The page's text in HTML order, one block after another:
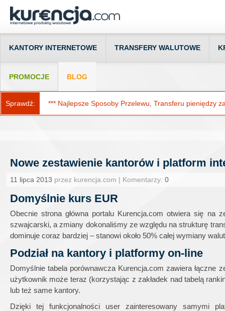
KANTORY INTERNETOWE TRANSFERY WALUTOWE
PROMOCJE BLOG
Sprawdź: *** Najlepsze Sposoby Przelewu, Transferu pieniędzy
Nowe zestawienie kantorów i platform
11 lipca 2013 przez kurencja.com | Komentarzy: 0
Domyślnie kurs EUR
Obecnie strona główna portalu Kurencja.com otwiera się na
szwajcarski, a zmiany dokonaliśmy ze względu na strukturę
dominuje coraz bardziej – stanowi około 50% całej wymiany
Podział na kantory i platformy on-line
Domyślnie tabela porównawcza Kurencja.com zawiera łączne
użytkownik może teraz (korzystając z zakładek nad tabelą
lub też same kantory.
Dzięki tej funkcjonalności user zainteresowany samymi